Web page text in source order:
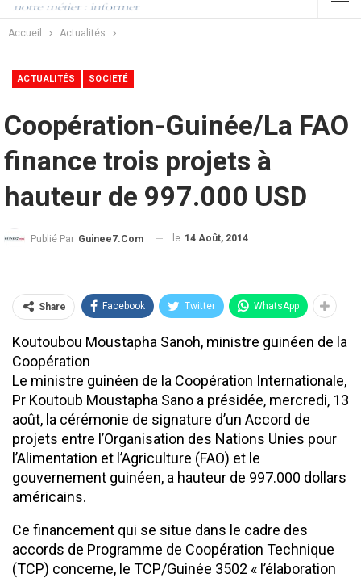
Accueil Actualités
ACTUALITÉS SOCIETÉ
Coopération-Guinée/La FAO
finance trois projets à
hauteur de 997.000 USD
Publié Par Guinee7.com le 14 Août, 2014
Share Facebook Twitter WhatsApp
Koutoubou Moustapha Sanoh, ministre guinéen de la
Coopération
Le ministre guinéen de la Coopération Internationale,
Pr Koutoub Moustapha Sano a présidée, mercredi, 13
août, la cérémonie de signature d’un Accord de
projets entre l’Organisation des Nations Unies pour
l’Alimentation et l’Agriculture (FAO) et le
gouvernement guinéen, a hauteur de 997.000 dollars
américains.
Ce financement qui se situe dans le cadre des
accords de Programme de Coopération Technique
(TCP) concerne, le TCP/Guinée 3502 « l’élaboration